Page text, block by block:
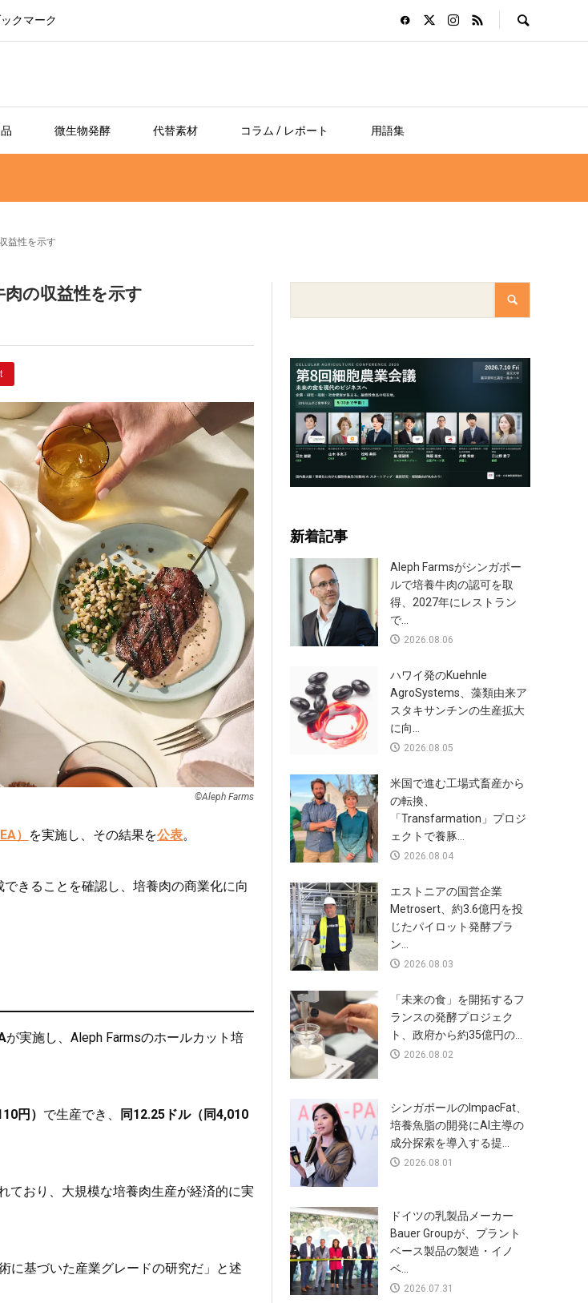
クマーク
微生物発酵 代替素材 コラム / レポート 用語集
益性を示す
の収益性を示す
©Aleph Farms
） を実施し、その結果を公表。
きることを確認し、培養肉の商業化に向
が実施し、Aleph Farmsのホールカット培
円） で生産でき、
同12.25ドル（同4,010
ており、大規模な培養肉生産が経済的に実
に基づいた産業グレードの研究だ」と述
新着記事
Aleph Farmsがシンガポー
ルで培養牛肉の認可を取
得、2027年にレストラン
で...
2026.08.06
ハワイ発のKuehnle
AgroSystems、藻類由来ア
スタキサンチンの生産拡大
に向...
2026.08.05
米国で進む工場式畜産から
の転換、
「Transfarmation」プロジ
ェクトで養豚...
2026.08.04
エストニアの国営企業
Metrosert、約3.6億円を投
じたパイロット発酵プラ
ン...
2026.08.03
「未来の食」を開拓するフ
ランスの発酵プロジェク
ト、政府から約35億円の...
2026.08.02
シンガポールのImpacFat、
培養魚脂の開発にAI主導の
成分探索を導入する提...
2026.08.01
ドイツの乳製品メーカー
Bauer Groupが、プラント
ベース製品の製造・イノ
ベ...
2026.07.31